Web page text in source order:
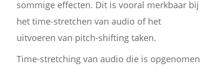
sommige effecten. Dit is vooral merkbaar bij
het time-stretchen van audio of het
uitvoeren van pitch-shifting taken.
Time-stretching van audio die is opgenomen